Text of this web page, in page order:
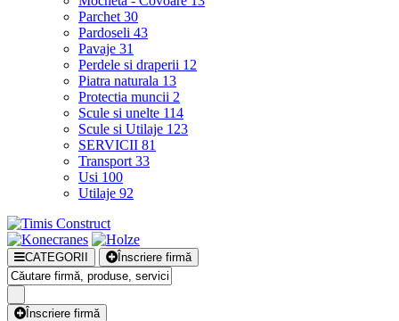
Parchet 30
Pardoseli 43
Pavaje 31
Perdele si draperii 12
Piatra naturala 13
Protectia muncii 2
Scule si unelte 114
Scule si Utilaje 123
SERVICII 81
Transport 33
Usi 100
Utilaje 92
CATEGORII Înscriere firmă
Înscriere firmă